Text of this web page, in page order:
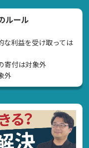
ルール
利益を受け取っては
寄付は対象外
外